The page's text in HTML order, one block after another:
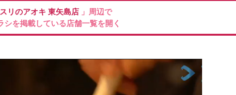
リのアオキ 東矢島店 」周辺で
シを掲載している店舗一覧を開く